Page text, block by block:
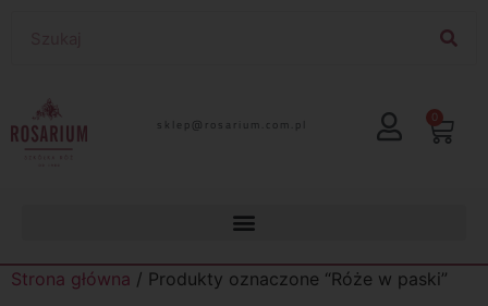
lp.moc.muirasor@pelks 0
Strona główna / Produkty oznaczone “Róże w paski”